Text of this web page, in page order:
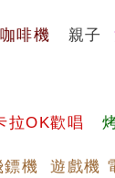
咖啡機 親子
拉OK歡唱
鏢機 遊戲機